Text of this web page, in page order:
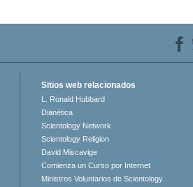
Sitios web relacionados
L. Ronald Hubbard
Dianética
Scientology Network
Scientology Religion
David Miscavige
Comienza un Curso por Internet
Ministros Voluntarios de Scientology